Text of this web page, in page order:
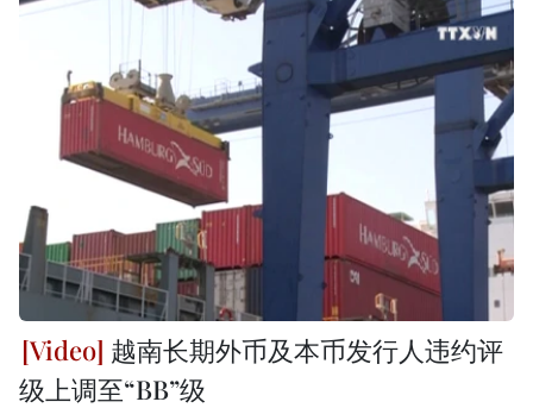
越南长期外币及本币发行人违约评
级上调至“BB”级